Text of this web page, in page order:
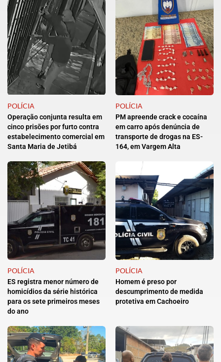
POLÍCIA
Operação conjunta resulta em
cinco prisões por furto contra
estabelecimento comercial em
Santa Maria de Jetibá
POLÍCIA
PM apreende crack e cocaína
em carro após denúncia de
transporte de drogas na ES-
164, em Vargem Alta
POLÍCIA
ES registra menor número de
homicídios da série histórica
para os sete primeiros meses
do ano
POLÍCIA
Homem é preso por
descumprimento de medida
protetiva em Cachoeiro